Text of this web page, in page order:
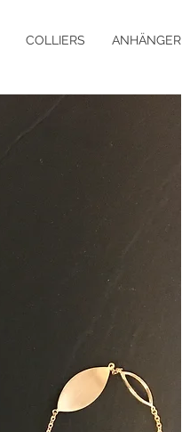
COLLIERS ANHÄNGER